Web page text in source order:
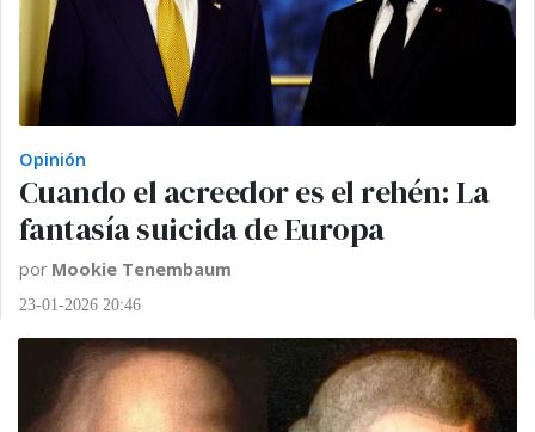
Opinión
Cuando el acreedor es el rehén: La
fantasía suicida de Europa
por Mookie Tenembaum
23-01-2026 20:46